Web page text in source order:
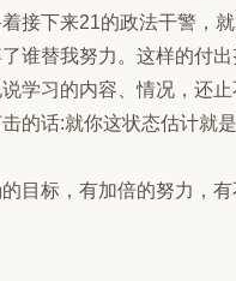
下来21的政法干警，
谁替我努力。这样的付
学习的内容、情况，还
的话:就你这状态估计就
目标，有加倍的努力，